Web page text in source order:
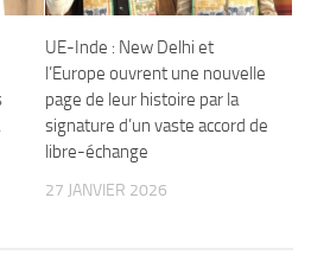
UE-Inde : New Delhi et
l’Europe ouvrent une nouvelle
page de leur histoire par la
signature d’un vaste accord de
libre-échange
27 JANVIER 2026